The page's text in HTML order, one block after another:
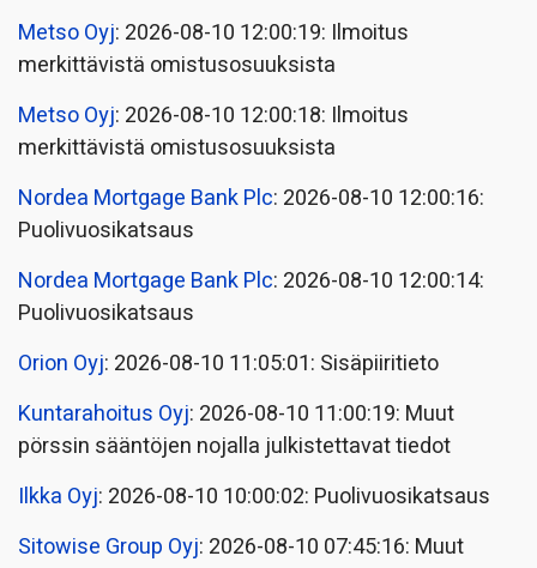
Metso Oyj: 2026-08-10 12:00:19: Ilmoitus
merkittävistä omistusosuuksista
Metso Oyj: 2026-08-10 12:00:18: Ilmoitus
merkittävistä omistusosuuksista
Nordea Mortgage Bank Plc: 2026-08-10 12:00:16:
Puolivuosikatsaus
Nordea Mortgage Bank Plc: 2026-08-10 12:00:14:
Puolivuosikatsaus
Orion Oyj: 2026-08-10 11:05:01: Sisäpiiritieto
Kuntarahoitus Oyj: 2026-08-10 11:00:19: Muut
pörssin sääntöjen nojalla julkistettavat tiedot
Ilkka Oyj: 2026-08-10 10:00:02: Puolivuosikatsaus
Sitowise Group Oyj: 2026-08-10 07:45:16: Muut